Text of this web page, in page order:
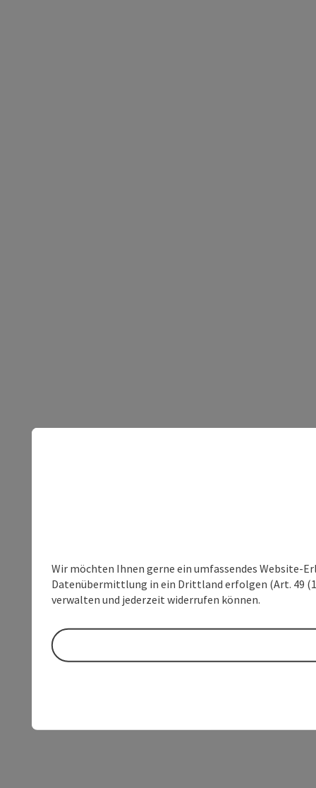
Wir möchten Ihnen gerne ein umfassendes Website-
Datenübermittlung in ein Drittland erfolgen (Art. 49
verwalten und jederzeit widerrufen können.